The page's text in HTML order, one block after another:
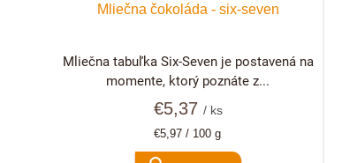
Mliečna čokoláda - six-seven
€5,37 / ks
Jednotková
€5,97 / 100 g
Mliečna tabuľka Six-Seven je postavená na
momente, ktorý poznáte z...